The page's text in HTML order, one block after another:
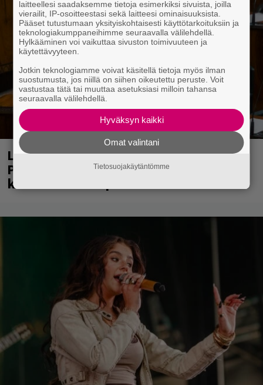
Laittomasta graffitista kiinni jäänyt
Paavo Arhinmäki jälleen spraypullo
kädessä – näitä puolueita ei kiinnosta
laitteellesi saadaksemme tietoja esimerkiksi sivuista, joilla
vierailit, IP-osoitteestasi sekä laitteesi ominaisuuksista.
Pääset tutustumaan yksityiskohtaisesti käyttötarkoituksiin ja
teknologiakumppaneihimme seuraavalla välilehdellä.
Hylkääminen voi vaikuttaa sivuston toimivuuteen ja
käytettävyyteen.
Jotkin teknologiamme voivat käsitellä tietoja myös ilman
suostumusta, jos niillä on siihen oikeutettu peruste. Voit
vastustaa tätä tai muuttaa asetuksiasi milloin tahansa
seuraavalla välilehdellä.
Hyväksyn kaikki
Omat valintani
Tietosuojakäytäntömme